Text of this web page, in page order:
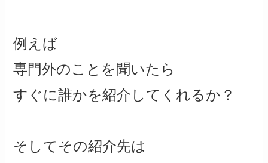
例えば
専門外のことを聞いたら
すぐに誰かを紹介してくれるか？
そしてその紹介先は